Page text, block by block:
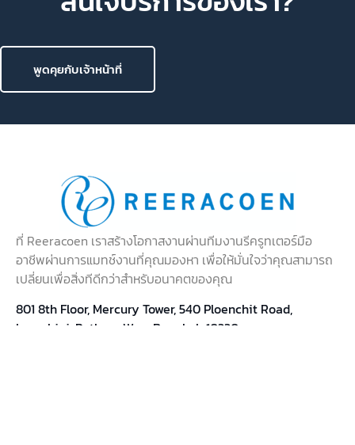
กำลังเพื่อพัฒ?…
พูดคุยกับเจ้าหน้าที่
สนใจบริการของเรา?